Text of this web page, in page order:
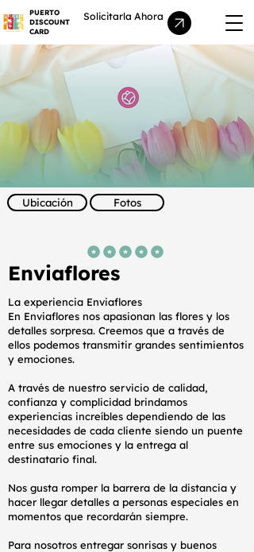
PUERTO
DISCOUNT
CARD
Solicitarla Ahora
Ubicación Fotos
la calificación promedio es 5 de 5
Enviaflores
La experiencia Enviaflores
En Enviaflores nos apasionan las flores y los
detalles sorpresa. Creemos que a través de
ellos podemos transmitir grandes sentimientos
y emociones.
A través de nuestro servicio de calidad,
confianza y complicidad brindamos
experiencias increíbles dependiendo de las
necesidades de cada cliente siendo un puente
entre sus emociones y la entrega al
destinatario final.
Nos gusta romper la barrera de la distancia y
hacer llegar detalles a personas especiales en
momentos que recordarán siempre.
Para nosotros entregar sonrisas y buenos